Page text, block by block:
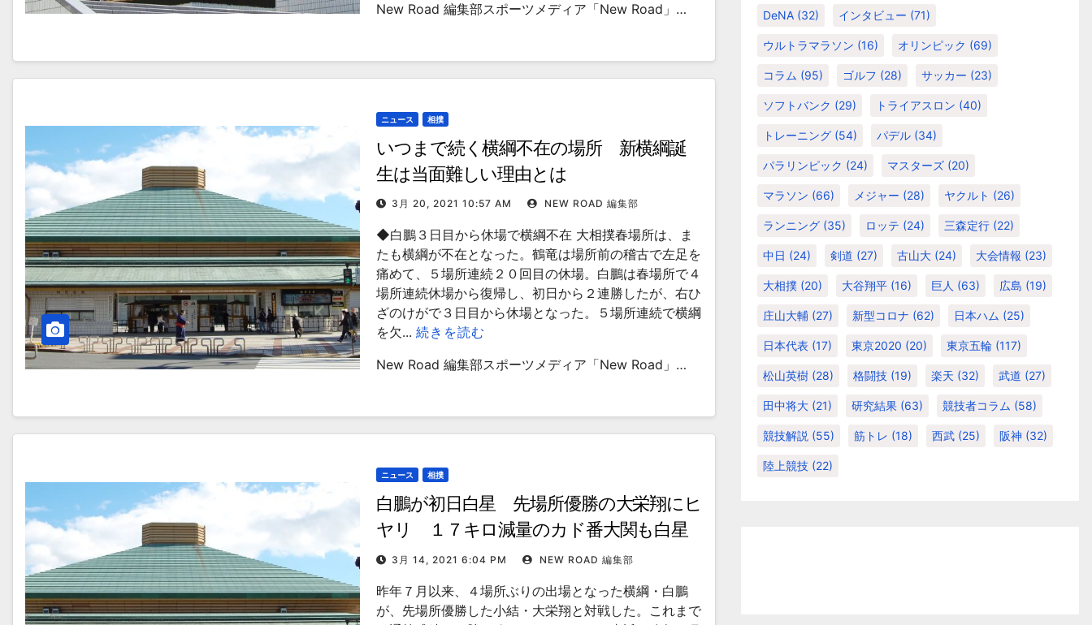
New Road 編集部スポーツメディア「New Road」…
ニュース 相撲
いつまで続く横綱不在の場所 新横綱誕
生は当面難しい理由とは
3月 20, 2021 10:57 AM NEW ROAD 編集部
◆白鵬３日目から休場で横綱不在 大相撲春場所は、ま
たも横綱が不在となった。鶴竜は場所前の稽古で左足を
痛めて、５場所連続２０回目の休場。白鵬は春場所で４
場所連続休場から復帰し、初日から２連勝したが、右ひ
ざのけがで３日目から休場となった。５場所連続で横綱
を欠... 続きを読む
New Road 編集部スポーツメディア「New Road」…
ニュース 相撲
白鵬が初日白星 先場所優勝の大栄翔にヒ
ヤリ １７キロ減量のカド番大関も白星
発進3月 14, 2021 6:04 PM NEW ROAD 編集部
昨年７月以来、４場所ぶりの出場となった横綱・白鵬
が、先場所優勝した小結・大栄翔と対戦した。これまで
DeNA (32) インタビュー (71)
ウルトラマラソン (16) オリンピック (69)
コラム (95) ゴルフ (28) サッカー (23)
ソフトバンク (29) トライアスロン (40)
トレーニング (54) パデル (34)
パラリンピック (24) マスターズ (20)
マラソン (66) メジャー (28) ヤクルト (26)
ランニング (35) ロッテ (24) 三森定行 (22)
中日 (24) 剣道 (27) 古山大 (24) 大会情報 (23)
大相撲 (20) 大谷翔平 (16) 巨人 (63) 広島 (19)
庄山大輔 (27) 新型コロナ (62) 日本ハム (25)
日本代表 (17) 東京2020 (20) 東京五輪 (117)
松山英樹 (28) 格闘技 (19) 楽天 (32) 武道 (27)
田中将大 (21) 研究結果 (63) 競技者コラム (58)
競技解説 (55) 筋トレ (18) 西武 (25) 阪神 (32)
陸上競技 (22)